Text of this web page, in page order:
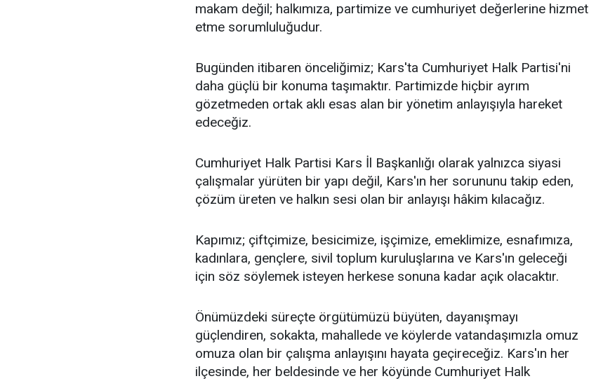
makam değil; halkımıza, partimize ve cumhuriyet değerlerine hizmet
etme sorumluluğudur.
Bugünden itibaren önceliğimiz; Kars'ta Cumhuriyet Halk Partisi'ni
daha güçlü bir konuma taşımaktır. Partimizde hiçbir ayrım
gözetmeden ortak aklı esas alan bir yönetim anlayışıyla hareket
edeceğiz.
Cumhuriyet Halk Partisi Kars İl Başkanlığı olarak yalnızca siyasi
çalışmalar yürüten bir yapı değil, Kars'ın her sorununu takip eden,
çözüm üreten ve halkın sesi olan bir anlayışı hâkim kılacağız.
Kapımız; çiftçimize, besicimize, işçimize, emeklimize, esnafımıza,
kadınlara, gençlere, sivil toplum kuruluşlarına ve Kars'ın geleceği
için söz söylemek isteyen herkese sonuna kadar açık olacaktır.
Önümüzdeki süreçte örgütümüzü büyüten, dayanışmayı
güçlendiren, sokakta, mahallede ve köylerde vatandaşımızla omuz
omuza olan bir çalışma anlayışını hayata geçireceğiz. Kars'ın her
ilçesinde, her beldesinde ve her köyünde Cumhuriyet Halk